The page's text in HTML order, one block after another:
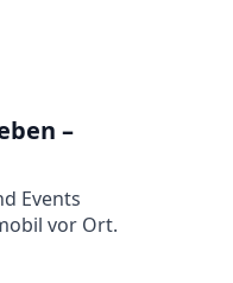
–
Events
vor Ort.